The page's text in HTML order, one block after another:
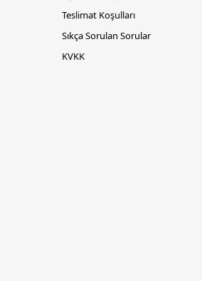
Teslimat Koşulları
Sıkça Sorulan Sorular
KVKK